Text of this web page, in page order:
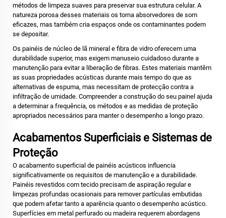
métodos de limpeza suaves para preservar sua estrutura celular. A
natureza porosa desses materiais os torna absorvedores de som
eficazes, mas também cria espaços onde os contaminantes podem
se depositar.
Os painéis de núcleo de lã mineral e fibra de vidro oferecem uma
durabilidade superior, mas exigem manuseio cuidadoso durante a
manutenção para evitar a liberação de fibras. Estes materiais mantêm
as suas propriedades acústicas durante mais tempo do que as
alternativas de espuma, mas necessitam de protecção contra a
infiltração de umidade. Compreender a construção do seu painel ajuda
a determinar a frequência, os métodos e as medidas de proteção
apropriados necessários para manter o desempenho a longo prazo.
Acabamentos Superficiais e Sistemas de
Proteção
O acabamento superficial de painéis acústicos influencia
significativamente os requisitos de manutenção e a durabilidade.
Painéis revestidos com tecido precisam de aspiração regular e
limpezas profundas ocasionais para remover partículas embutidas
que podem afetar tanto a aparência quanto o desempenho acústico.
Superfícies em metal perfurado ou madeira requerem abordagens